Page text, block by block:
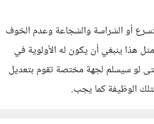
أو الشراسة والشجاعة وعدم الخوف
هذا ينبغي أن يكون له الأولوية في
لو سيسلم لجهة مختصة تقوم بتعديل
الوظيفة كما يجب.